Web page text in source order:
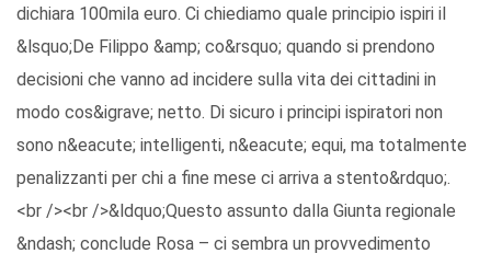
dichiara 100mila euro. Ci chiediamo quale principio ispiri il
&lsquo;De Filippo &amp; co&rsquo; quando si prendono
decisioni che vanno ad incidere sulla vita dei cittadini in
modo cos&igrave; netto. Di sicuro i principi ispiratori non
sono n&eacute; intelligenti, n&eacute; equi, ma totalmente
penalizzanti per chi a fine mese ci arriva a stento&rdquo;.
<br /><br />&ldquo;Questo assunto dalla Giunta regionale
&ndash; conclude Rosa – ci sembra un provvedimento